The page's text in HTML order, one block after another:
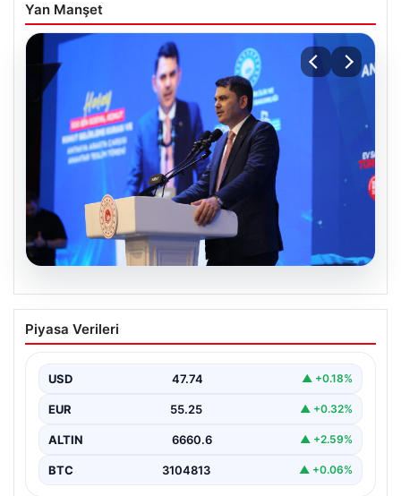
Yan Manşet
Bakan Kurum: Devlet yönetimi ciddi bir
sorumluluktur
Kurum, Hatay'da düzenlenen sosyal konut projesi ve…
Piyasa Verileri
USD 47.74 ▲ +0.18%
EUR 55.25 ▲ +0.32%
ALTIN 6660.6 ▲ +2.59%
BTC 3104813 ▲ +0.06%